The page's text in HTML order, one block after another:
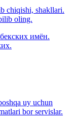
chiqishi, shakllari.
oling.
имён.
uy uchun
bor servislar.